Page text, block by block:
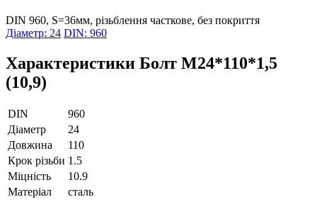
DIN 960, S=36мм, різьблення часткове, без покриття
Діаметр: 24 DIN: 960
Характеристики Болт М24*110*1,5
(10,9)
DIN
960
Діаметр
24
Довжина
110
Крок різьби 1.5
Міцність
10.9
Матеріал
сталь